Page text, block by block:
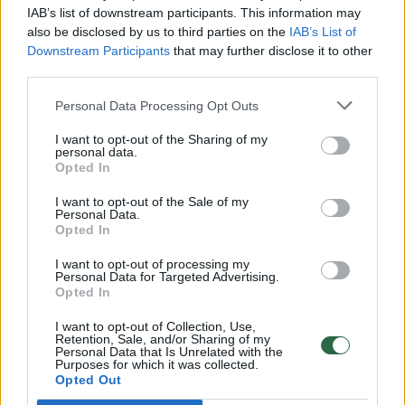
IAB’s list of downstream participants. This information may
also be disclosed by us to third parties on the IAB’s List of
Downstream Participants that may further disclose it to other
Personal Data Processing Opt Outs
I want to opt-out of the Sharing of my
personal data.
Opted In
I want to opt-out of the Sale of my
Personal Data.
Opted In
I want to opt-out of processing my
Personal Data for Targeted Advertising.
Opted In
I want to opt-out of Collection, Use,
Retention, Sale, and/or Sharing of my
Personal Data that Is Unrelated with the
Purposes for which it was collected.
Opted Out
00:00:49
Pateikė daugiau detalių apie iš tėvų paimtus šešis
vaikus: jiems kilusi grėsmė
vaiko gyvybių išgelbėti nepavyko
Žinios
Nufilmavo, kaip patvino Vilniaus Vakarinis aplinkkelis:
vaizdas pribloškia
Žinios | Lietuvos diena
00:02:01
„Pagarba pirmajai premjerei“: pasidalijo jautriais
prisiminimais apie Kazimierą Prunskienę